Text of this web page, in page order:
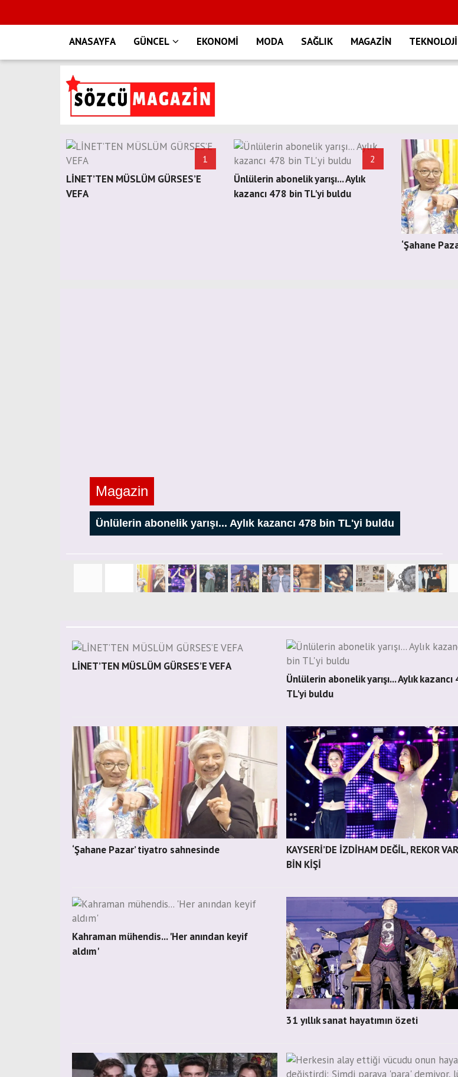
ANASAYFA GÜNCEL EKONOMİ MODA SAĞLIK MAGAZİN TEKNOLOJİ
1
LİNET’TEN MÜSLÜM GÜRSES’E
VEFA
2
Ünlülerin abonelik yarışı... Aylık
kazancı 478 bin TL'yi buldu
‘Şahane
Magazin
Ünlülerin abonelik yarışı... Aylık kazancı 478 bin TL'yi buldu
LİNET’TEN MÜSLÜM GÜRSES’E VEFA
Ünlülerin abonelik yarışı... Aylık
TL'yi buldu
‘Şahane Pazar’ tiyatro sahnesinde
KAYSERİ’DE İZDİHAM DEĞİL, REKOR
BİN KİŞİ
Kahraman mühendis... 'Her anından keyif
aldım'
31 yıllık sanat hayatımın özeti